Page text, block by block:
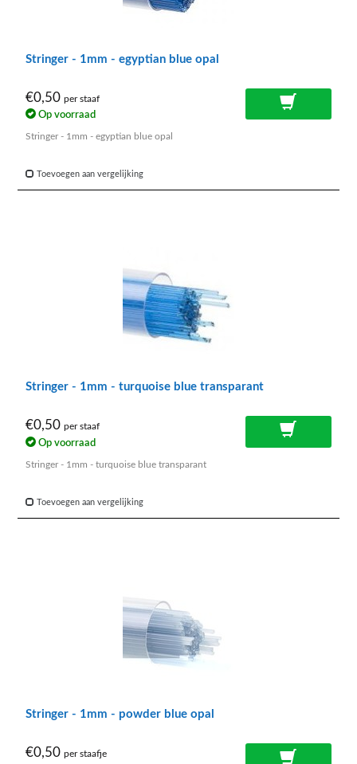
Stringer - 1mm - egyptian blue opal
€0,50 per staaf
Op voorraad
Stringer - 1mm - egyptian blue opal
Toevoegen aan vergelijking
Stringer - 1mm - turquoise blue transparant
€0,50 per staaf
Op voorraad
Stringer - 1mm - turquoise blue transparant
Toevoegen aan vergelijking
Stringer - 1mm - powder blue opal
€0,50 per staafje